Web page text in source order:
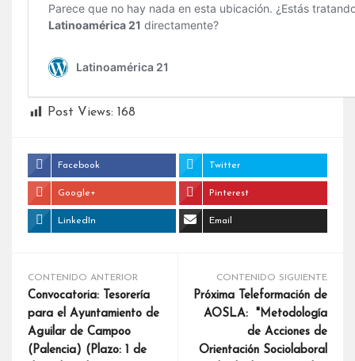
Post Views: 168
Facebook Twitter
Google+ Pinterest
LinkedIn Email
CONTENIDO ANTERIOR
Convocatoria: Tesorería
para el Ayuntamiento de
Aguilar de Campoo
(Palencia) (Plazo: 1 de
CONTENIDO SIGUIENTE
Próxima Teleformación de
AOSLA: "Metodología
de Acciones de
Orientación Sociolaboral